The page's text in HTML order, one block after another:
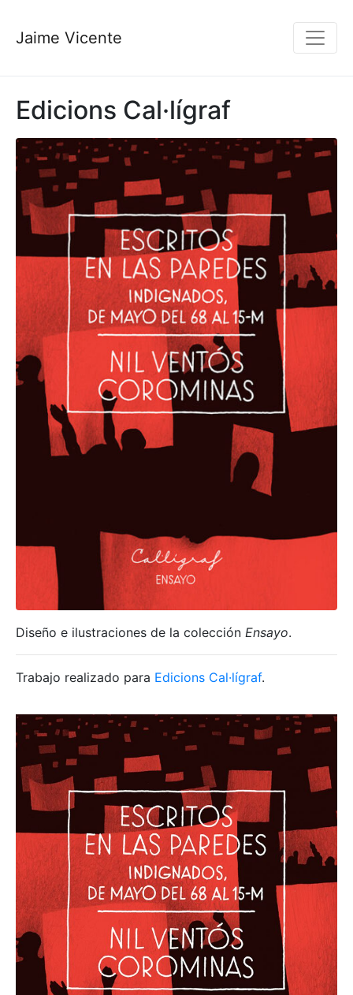
Jaime Vicente
Edicions Cal·lígraf
Diseño e ilustraciones de la colección Ensayo.
Trabajo realizado para Edicions Cal·lígraf.